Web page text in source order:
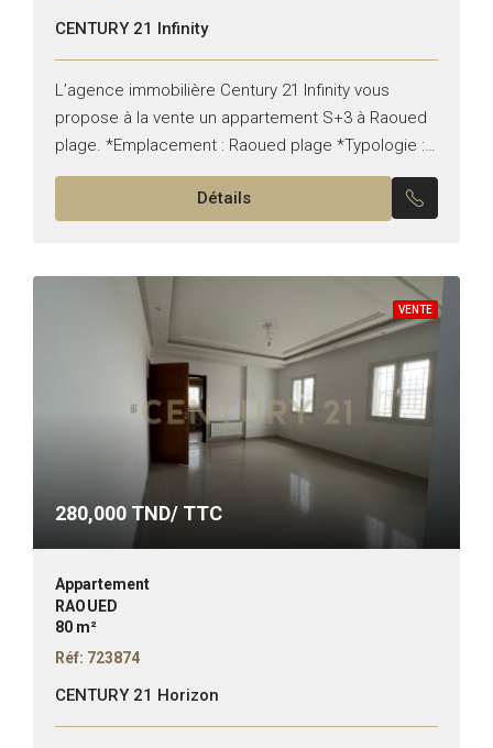
CENTURY 21 Infinity
L’agence immobilière Century 21 Infinity vous
propose à la vente un appartement S+3 à Raoued
plage. *Emplacement : Raoued plage *Typologie :
S+3 de 200 m2 *Etat : vide Il est composé...
Détails
VENTE
280,000 TND/ TTC
Appartement
RAOUED
80 m²
Réf: 723874
CENTURY 21 Horizon